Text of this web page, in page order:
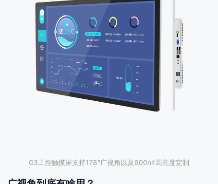
G3工控触摸屏支持178°广视角以及600nit高亮度定制